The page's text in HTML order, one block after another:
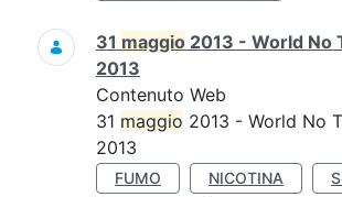
31 maggio 2013 - World No
2013
Contenuto Web
31 maggio 2013 - World No
2013
FUMO NICOTINA